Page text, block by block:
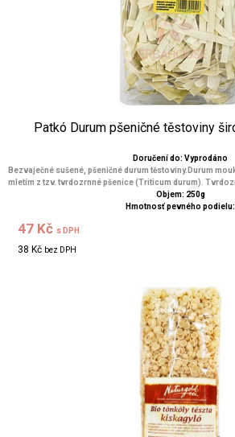
Patkó Durum pšeničné těstoviny
Doručení do: Vyprodáno
Bezvaječné sušené, pšeničné durum těstoviny.Durum
mletím z tzv. tvrdozrnné pšenice (Triticum durum).
Objem: 250g
Hmotnosť pevného podielu:
47 Kč s DPH
38 Kč bez DPH